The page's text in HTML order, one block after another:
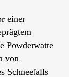
einer
Powderwatte
von
Schneefalls